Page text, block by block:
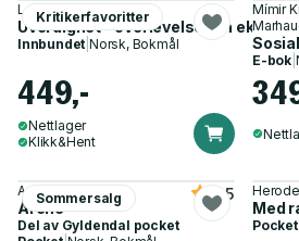
Kritikerfavoritter
Lea Ypi
Uverdighet - overlevelse i en ekstrem
Innbundet |Norsk, Bokmål
449,-
Nettlager
Klikk&Hent
Mímir
E-bok
Sommersalg
Annie Ernaux
Årene
4.5
Del av Gyldendal pocket
Med
Pocket|